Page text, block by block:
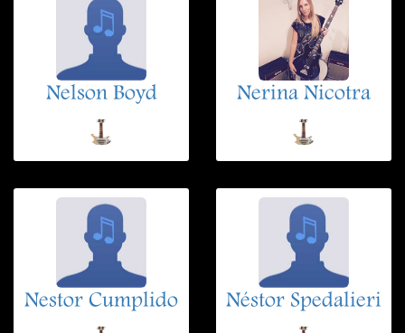
Nelson Boyd Nerina Nicotra
Nestor Cumplido Néstor Spedalieri